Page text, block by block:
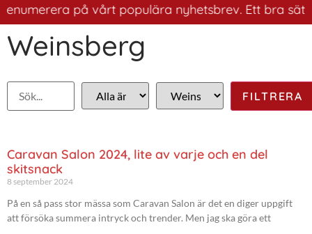
på vårt populära nyhetsbrev. Ett bra sätt
Weinsberg
Caravan Salon 2024, lite av varje och en del
skitsnack
8 september 2024
På en så pass stor mässa som Caravan Salon är det en diger uppgift
att försöka summera intryck och trender. Men jag ska göra ett